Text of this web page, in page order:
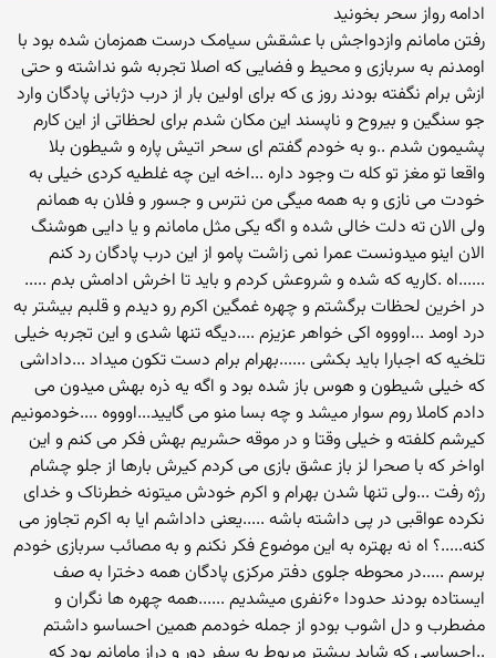
ادامه رواز سحر بخونید
رفتن مامانم وازدواجش با عشقش سیامک درست همزمان شده بود با
اومدنم به سربازی و محیط و فضایی که اصلا تجربه شو نداشته و حتی
ازش برام نگفته بودند روز ی که برای اولین بار از درب دژبانی پادگان وارد
جو سنگین و بیروح و ناپسند این مکان شدم برای لحظاتی از این کارم
پشیمون شدم ..و به خودم گفتم ای سحر اتیش پاره و شیطون بلا
واقعا تو مغز تو کله ت وجود داره ...اخه این چه غلطیه کردی خیلی به
خودت می نازی و به همه میگی من نترس و جسور و فلان به همانم
ولی الان ته دلت خالی شده و اگه یکی مثل مامانم و یا دایی هوشنگ
الان اینو میدونست عمرا نمی زاشت پامو از این درب پادگان رد کنم
......اه .کاریه که شده و شروعش کردم و باید تا اخرش ادامش بدم .....
در اخرین لحظات برگشتم و چهره غمگین اکرم رو دیدم و قلبم بیشتر به
درد اومد ...اوووه اکی خواهر عزیزم ....دیگه تنها شدی و این تجربه خیلی
تلخیه که اجبارا باید بکشی ......بهرام برام دست تکون میداد ...داداشی
که خیلی شیطون و هوس باز شده بود و اگه یه ذره بهش میدون می
دادم کاملا روم سوار میشد و چه بسا منو می گایید...اوووه ....خودمونیم
کیرشم کلفته و خیلی وقتا و در موقه حشریم بهش فکر می کنم و این
اواخر که با صحرا لز باز عشق بازی می کردم کیرش بارها از جلو چشام
رژه رفت ...ولی تنها شدن بهرام و اکرم خودش میتونه خطرناک و خدای
نکرده عواقبی در پی داشته باشه .....یعنی داداشم ایا به اکرم تجاوز می
کنه.....؟ اه نه بهتره به این موضوع فکر نکنم و به مصائب سربازی خودم
برسم .....در محوطه جلوی دفتر مرکزی پادگان همه دخترا به صف
ایستاده بودند حدودا ۶۰نفری میشدیم ......همه چهره ها نگران و
مضطرب و دل اشوب بودو از جمله خودمم همین احساسو داشتم